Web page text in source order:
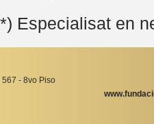
Especialisat en
- 8vo Piso